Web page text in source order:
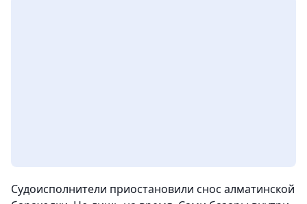
Судоисполнители приостановили снос алматинской